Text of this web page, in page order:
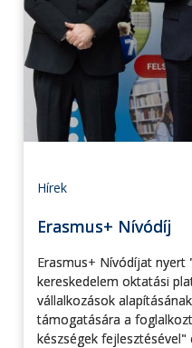
Hírek
Erasmus+ Nívódíj
Erasmus+ Nívódíjat nyert
kereskedelem oktatási
vállalkozások
támogatására a
készségek